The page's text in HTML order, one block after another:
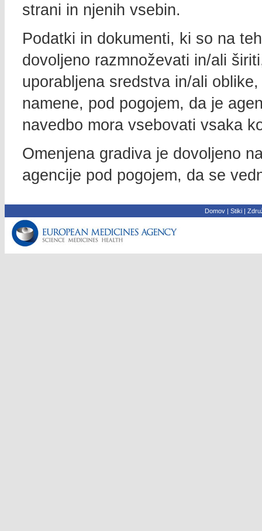
strani in njenih vsebin.
Podatki in dokumenti, ki so na
dovoljeno razmnoževati in/ali
uporabljena sredstva in/ali
namene, pod pogojem, da je
navedbo mora vsebovati vsaka
Omenjena gradiva je dovoljeno
agencije pod pogojem, da se
Domov| Stiki|